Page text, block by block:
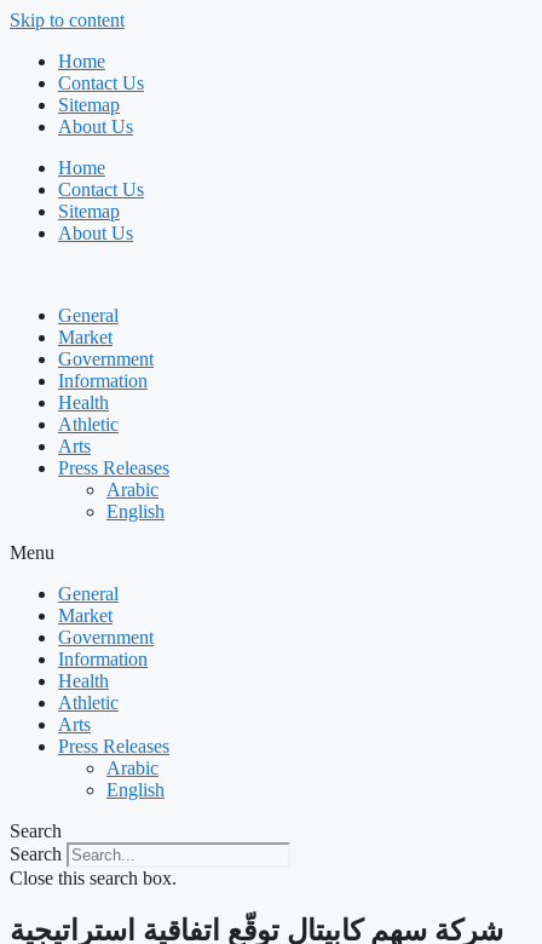
Skip to content
Home
Contact Us
Sitemap
About Us
Home
Contact Us
Sitemap
About Us
General
Market
Government
Information
Health
Athletic
Arts
Press Releases
Arabic
English
Menu
General
Market
Government
Information
Health
Athletic
Arts
Press Releases
Arabic
English
Search
Search
Close this search box.
شركة سهم كابيتال توقّع اتفاقية استراتيجية